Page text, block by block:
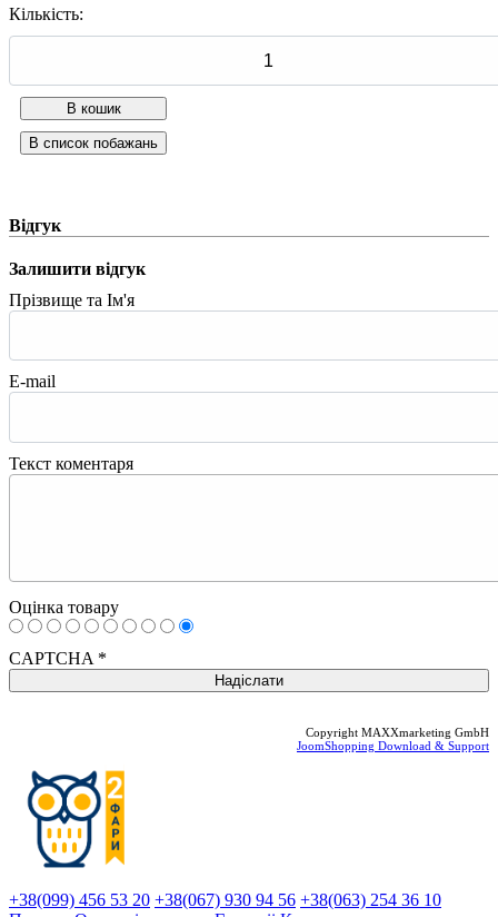
Кількість:
Відгук
Залишити відгук
Прізвище та Ім'я
E-mail
Текст коментаря
Оцінка товару
CAPTCHA *
Copyright MAXXmarketing GmbH
JoomShopping Download & Support
+38(099) 456 53 20 +38(067) 930 94 56 +38(063) 254 36 10